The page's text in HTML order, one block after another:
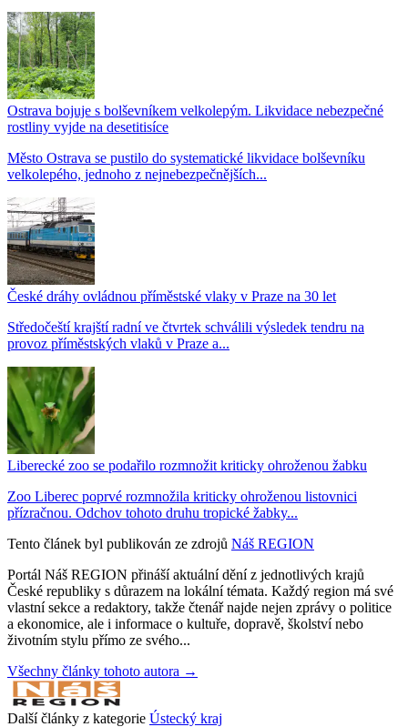
Ostrava bojuje s bolševníkem velkolepým. Likvidace nebezpečné
rostliny vyjde na desetitisíce
Město Ostrava se pustilo do systematické likvidace bolševníku
velkolepého, jednoho z nejnebezpečnějších...
České dráhy ovládnou příměstské vlaky v Praze na 30 let
Středočeští krajští radní ve čtvrtek schválili výsledek tendru na
provoz příměstských vlaků v Praze a...
Liberecké zoo se podařilo rozmnožit kriticky ohroženou žabku
Zoo Liberec poprvé rozmnožila kriticky ohroženou listovnici
přízračnou. Odchov tohoto druhu tropické žabky...
Tento článek byl publikován ze zdrojů Náš REGION
Portál Náš REGION přináší aktuální dění z jednotlivých krajů
České republiky s důrazem na lokální témata. Každý region má své
vlastní sekce a redaktory, takže čtenář najde nejen zprávy o politice
a ekonomice, ale i informace o kultuře, dopravě, školství nebo
životním stylu přímo ze svého...
Všechny články tohoto autora →
Další články z kategorie Ústecký kraj